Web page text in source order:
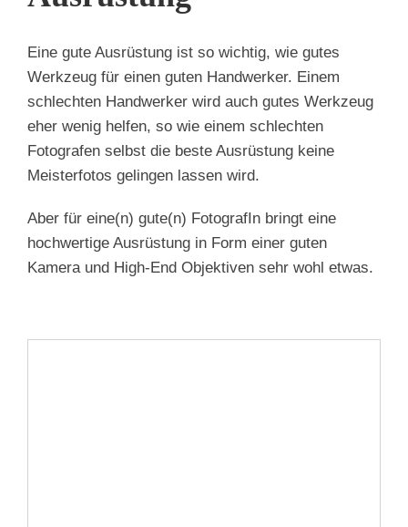
Eine gute Ausrüstung ist so wichtig, wie gutes
Werkzeug für einen guten Handwerker. Einem
schlechten Handwerker wird auch gutes Werkzeug
eher wenig helfen, so wie einem schlechten
Fotografen selbst die beste Ausrüstung keine
Meisterfotos gelingen lassen wird.
Aber für eine(n) gute(n) FotografIn bringt eine
hochwertige Ausrüstung in Form einer guten
Kamera und High-End Objektiven sehr wohl etwas.